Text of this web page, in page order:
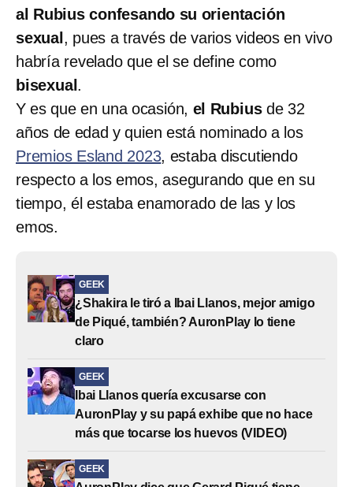
al Rubius confesando su orientación
sexual , pues a través de varios videos en vivo
habría revelado que el se define como
bisexual .
Y es que en una ocasión, el Rubius de 32
años de edad y quien está nominado a los
Premios Esland 2023, estaba discutiendo
respecto a los emos, asegurando que en su
tiempo, él estaba enamorado de las y los
emos.
GEEK
¿Shakira le tiró a Ibai Llanos, mejor amigo
de Piqué, también? AuronPlay lo tiene
claro
GEEK
Ibai Llanos quería excusarse con
AuronPlay y su papá exhibe que no hace
más que tocarse los huevos (VIDEO)
GEEK